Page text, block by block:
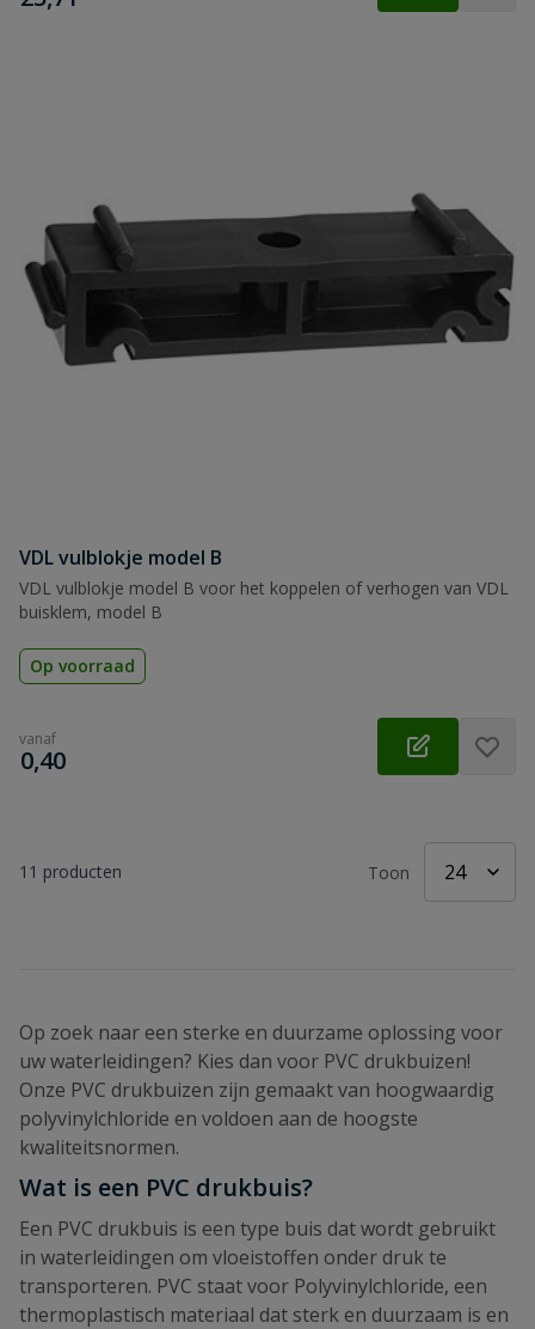
VDL vulblokje model B
VDL vulblokje model B voor het koppelen of verhogen van VDL
buisklem, model B
Op voorraad
vanaf
€
0,40
11 producten Toon
Op zoek naar een sterke en duurzame oplossing voor
uw waterleidingen? Kies dan voor PVC drukbuizen!
Onze PVC drukbuizen zijn gemaakt van hoogwaardig
polyvinylchloride en voldoen aan de hoogste
kwaliteitsnormen.
Wat is een PVC drukbuis?
Een PVC drukbuis is een type buis dat wordt gebruikt
in waterleidingen om vloeistoffen onder druk te
transporteren. PVC staat voor Polyvinylchloride, een
thermoplastisch materiaal dat sterk en duurzaam is en